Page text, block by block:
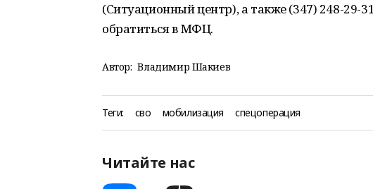
(Ситуационный центр), а также (347) 248-29-
обратиться в МФЦ.
Автор: Владимир Шакиев
Теги: сво мобилизация спецоперация
Читайте нас